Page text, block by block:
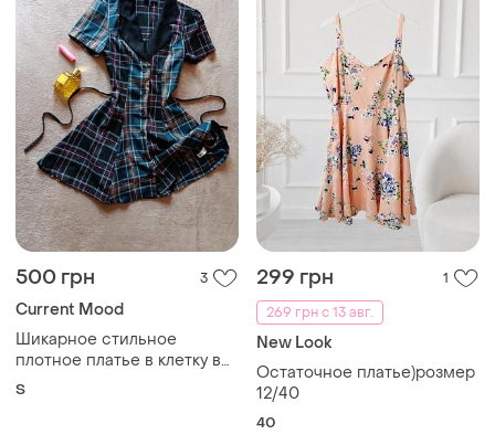
500 грн 3
Current Mood
Шикарное стильное
плотное платье в клетку в
корейском стиле на пояске
S
299 грн
1
269 грн с 13 авг.
New Look
Остаточное платье)розмер
12/40
40